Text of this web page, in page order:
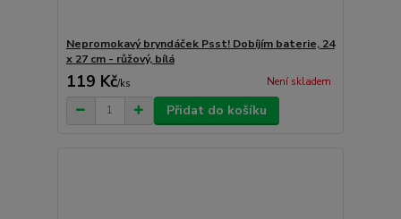
Nepromokavý bryndáček Psst! Dobíjím baterie, 24
x 27 cm - růžový, bílá
119 Kč/ks Není skladem
Přidat do košíku